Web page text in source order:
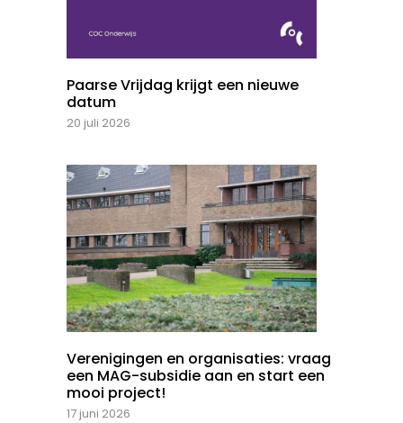
Paarse Vrijdag krijgt een nieuwe
datum
20 juli 2026
Verenigingen en organisaties: vraag
een MAG-subsidie aan en start een
mooi project!
17 juni 2026